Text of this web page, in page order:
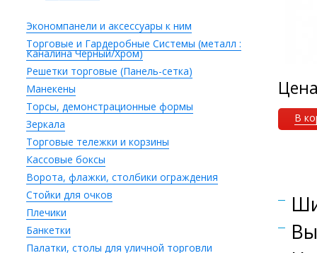
Экономпанели и аксессуары к ним
Торговые и Гардеробные Системы (металл :
Каналина Черный/Хром)
Решетки торговые (Панель-сетка)
Манекены
Торсы, демонстрационные формы
Зеркала
Торговые тележки и корзины
Кассовые боксы
Ворота, флажки, столбики ограждения
Стойки для очков
Плечики
Банкетки
Палатки, столы для уличной торговли
В